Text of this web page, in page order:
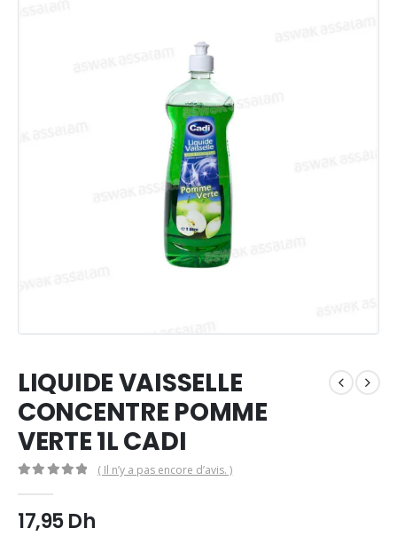
LIQUIDE VAISSELLE
CONCENTRE POMME
VERTE 1L CADI
( Il n’y a pas encore d’avis. )
17,95Dh